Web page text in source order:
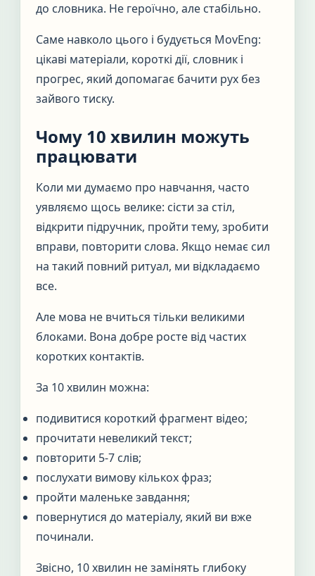
до словника. Не героїчно, але стабільно.
Саме навколо цього і будується MovEng:
цікаві матеріали, короткі дії, словник і
прогрес, який допомагає бачити рух без
зайвого тиску.
Чому 10 хвилин можуть
працювати
Коли ми думаємо про навчання, часто
уявляємо щось велике: сісти за стіл,
відкрити підручник, пройти тему, зробити
вправи, повторити слова. Якщо немає сил
на такий повний ритуал, ми відкладаємо
все.
Але мова не вчиться тільки великими
блоками. Вона добре росте від частих
коротких контактів.
За 10 хвилин можна:
подивитися короткий фрагмент відео;
прочитати невеликий текст;
повторити 5-7 слів;
послухати вимову кількох фраз;
пройти маленьке завдання;
повернутися до матеріалу, який ви вже
починали.
Звісно, 10 хвилин не замінять глибоку